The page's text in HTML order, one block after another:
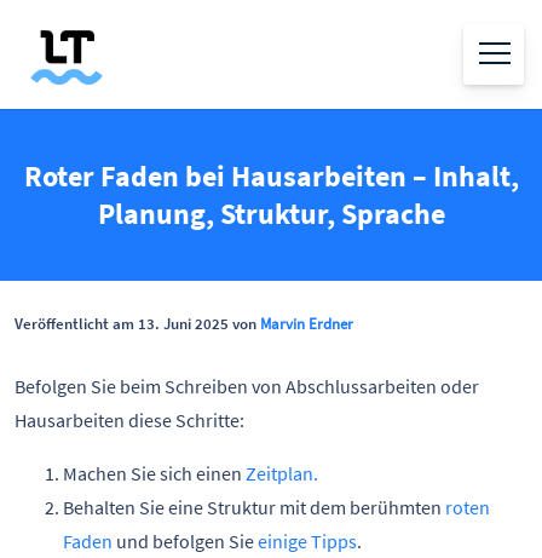
Roter Faden bei Hausarbeiten – Inhalt,
Planung, Struktur, Sprache
Veröffentlicht am 13. Juni 2025 von Marvin Erdner
Befolgen Sie beim Schreiben von Abschlussarbeiten oder
Hausarbeiten diese Schritte:
Machen Sie sich einen Zeitplan.
Behalten Sie eine Struktur mit dem berühmten roten
Faden und befolgen Sieeinige Tipps.